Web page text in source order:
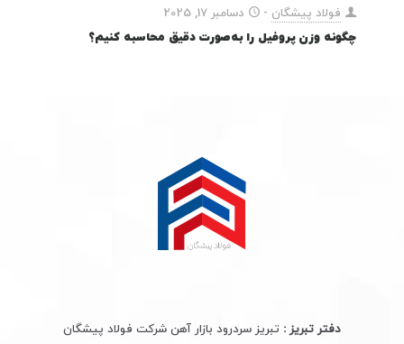
فولاد پیشگان -
دسامبر 17, 2025
چگونه وزن پروفیل را به‌صورت دقیق محاسبه کنیم؟
دفتر تبریز : تبریز سردرود بازار آهن شرکت فولاد پیشگان